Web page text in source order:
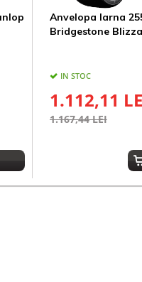
Anvelopa Iarna
Bridgestone
IN STOC
1.112,11
1.167,44 LEI